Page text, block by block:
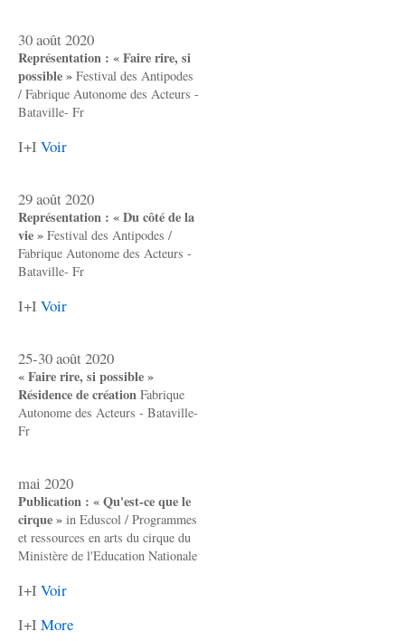
30 août 2020
Représentation : « Faire rire, si
possible » Festival des Antipodes
/ Fabrique Autonome des Acteurs -
Bataville- Fr
I+I Voir
29 août 2020
Représentation : « Du côté de la
vie » Festival des Antipodes /
Fabrique Autonome des Acteurs -
Bataville- Fr
I+I Voir
25-30 août 2020
« Faire rire, si possible »
Résidence de création Fabrique
Autonome des Acteurs - Bataville-
Fr
mai 2020
Publication : « Qu'est-ce que le
cirque » in Eduscol / Programmes
et ressources en arts du cirque du
Ministère de l'Education Nationale
I+I Voir
I+I More